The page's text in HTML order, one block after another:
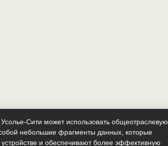
Сити может использовать общеотраслевую
небольшие фрагменты данных, которые
и обеспечивают более эффективную